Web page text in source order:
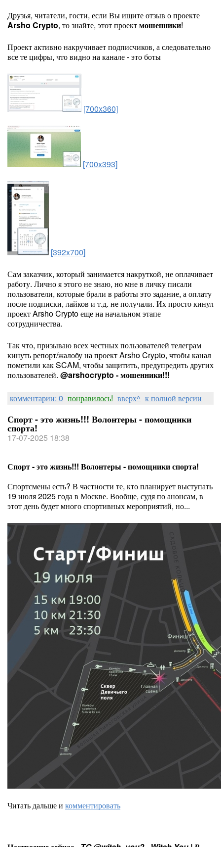
Друзья, читатели, гости, если Вы ищите отзыв о проекте
Arsho Crypto, то знайте, этот проектмошенники!
Проект активно накручивает подписчиков, а следовательно
все те цифры, что видно на канале - это боты
[700x360]
[700x393]
[392x700]
Сам заказчик, который занимается накруткой, не оплачивает
работу. Лично я этого не знаю, но мне в личку писали
пользователи, которые брали в работы это задание, а оплату
после подписки, лайков и т.д. не получали. Их просто кинул
проект Arsho Crypto еще на начальном этапе
сотрудничества.
Так что, призываю всех честных пользователей телеграм
кинуть репорт/жалобу на проект Arsho Crypto, чтобы канал
пометили как SCAM, чтобы защитить, предупредить других
пользователей. @arshocrypto - мошенники!!!
комментарии: 0 понравилось! вверх^ к полной версии
Спорт - это жизнь!!! Волонтеры - помощники
спорта!
17-07-2025 18:38
Спорт - это жизнь!!! Волонтеры - помощники спорта!
Спортсмены есть? В частности те, кто планирует выступать
19 июля 2025 года в Москве. Вообще, судя по анонсам, в
этот день будет много спортивных мероприятий, но...
Читать дальше и комментировать